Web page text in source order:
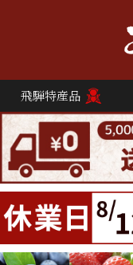
飛騨特産品